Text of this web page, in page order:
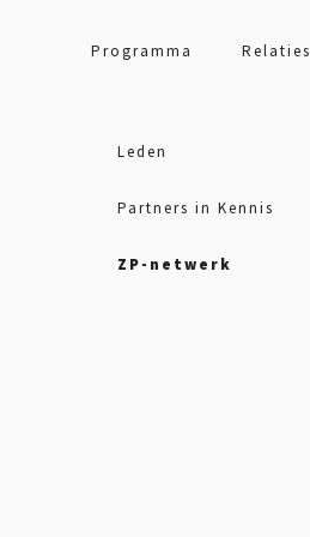
Programma Relaties
Leden
Partners in Kennis
ZP-netwerk